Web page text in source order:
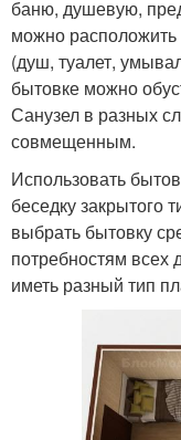
баню, душевую,
можно
(душ, туалет,
бытовке можно
Санузел в разных
совмещенным.
Использовать
беседку закрытого
выбрать бытовку
потребностям
иметь разный тип